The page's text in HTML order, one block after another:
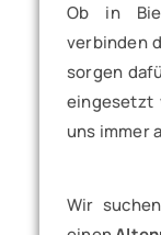
Ob in
verbinden
sorgen
eingesetzt
uns immer
Wir